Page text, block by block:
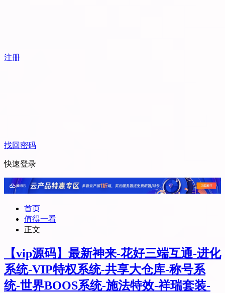
注册
找回密码
快速登录
首页
值得一看
正文
【vip源码】最新神来-花好三端互通-进化
系统-VIP特权系统-共享大仓库-称号系
统-世界BOOS系统-施法特效-祥瑞套装-